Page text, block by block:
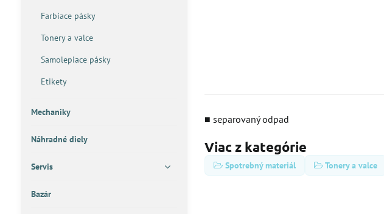
■ separovaný odpad
Viac z kategórie
Spotrebný materiál Tonery a valce
Farbiace pásky
Tonery a valce
Samolepiace pásky
Etikety
Mechaniky
Náhradné diely
Servis
Bazár